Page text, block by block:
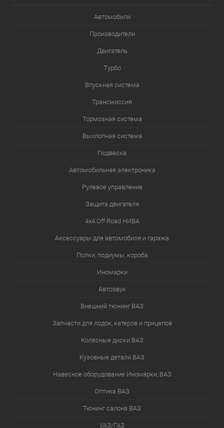
Автомобили
Производители
Двигатель
Турбо
Впускная система
Трансмиссия
Тормозная система
Выхлопная система
Подвеска
Автомобильная электроника
Рулевое управление
Защита двигателя
4х4.Off Road НИВА
Аксессуары для автомобиля и гаража
Полки, подиумы, короба
Иномарки
Автозвук
Внешний тюнинг ВАЗ
Запчасти для лодок, катеров и прицепов
Колёсные диски ВАЗ
Кузовные детали ВАЗ
Навесное оборудование Иномарки, ВАЗ
Оптика ВАЗ
Тюнинг салона ВАЗ
УАЗ/ГАЗ